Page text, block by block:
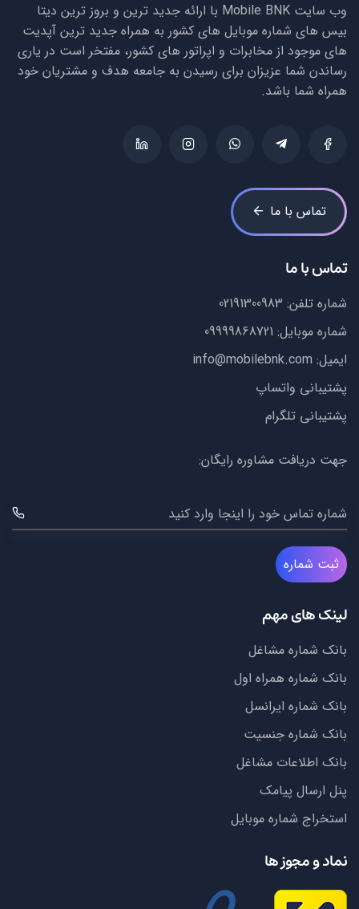
وب سایت Mobile BNK با ارائه جدید ترین و بروز ترین دیتا
بیس های شماره موبایل های کشور به همراه جدید ترین آپدیت
های موجود از مخابرات و اپراتور های کشور، مفتخر است در یاری
رساندن شما عزیزان برای رسیدن به جامعه هدف و مشتریان خود
همراه شما باشد.
تماس با ما
تماس با ما
شماره تلفن: 02191300983
شماره موبایل: 09999868721
ایمیل: info@mobilebnk.com
پشتیبانی واتساپ
پشتیبانی تلگرام
جهت دریافت مشاوره رایگان:
شماره تماس خود را اینجا وارد کنید
ثبت شماره
لینک های مهم
بانک شماره مشاغل
بانک شماره همراه اول
بانک شماره ایرانسل
بانک شماره جنسیت
بانک اطلاعات مشاغل
پنل ارسال پیامک
استخراج شماره موبایل
نماد و مجوز ها